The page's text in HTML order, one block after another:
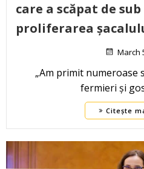
care a scăpat de
proliferarea
March
„Am primit numeroase
fermieri și
Citește